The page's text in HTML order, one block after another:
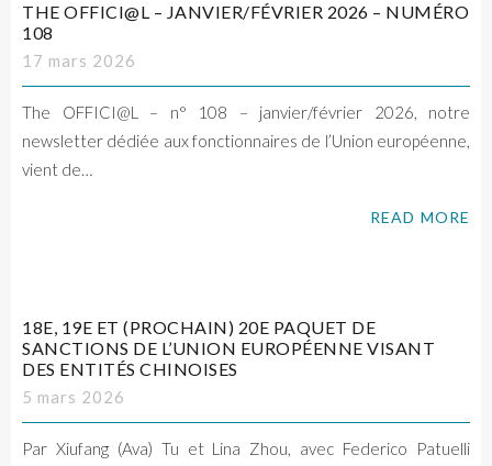
THE OFFICI@L – JANVIER/FÉVRIER 2026 – NUMÉRO
108
17 mars 2026
The OFFICI@L – n° 108 – janvier/février 2026, notre
newsletter dédiée aux fonctionnaires de l’Union européenne,
vient de…
READ MORE
18E, 19E ET (PROCHAIN) 20E PAQUET DE
SANCTIONS DE L’UNION EUROPÉENNE VISANT
DES ENTITÉS CHINOISES
5 mars 2026
Par Xiufang (Ava) Tu et Lina Zhou, avec Federico Patuelli